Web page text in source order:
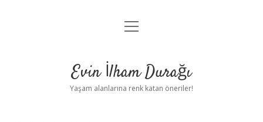
Anasayfa
Yasal Uyarı
menüyü
Evin İlham Durağı
Yaşam alanlarına renk katan öneriler!